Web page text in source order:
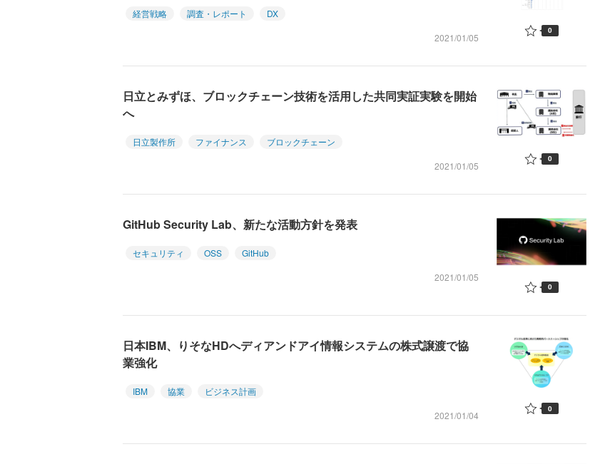
経営戦略 調査・レポート
DX
2021/01/05
0
日立とみずほ、ブロックチェーン技術を活用した共同実証実験を開始
へ
日立製作所 ファイナンス
ブロックチェーン
2021/01/05
0
GitHub Security Lab、新たな活動方針を発表
セキュリティ OSS
GitHub
2021/01/05
0
日本IBM、りそなHDへディアンドアイ情報システムの株式譲渡で協
業強化
IBM 協業
ビジネス計画
2021/01/04
0